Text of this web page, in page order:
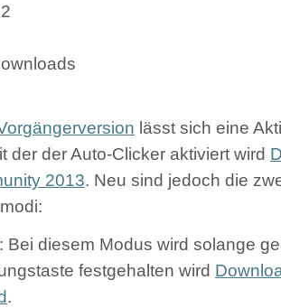
lässt sich eine
der der Auto-Clicker aktiviert wird
2013. Neu sind jedoch die
Bei diesem Modus wird solange
festgehalten wird
.